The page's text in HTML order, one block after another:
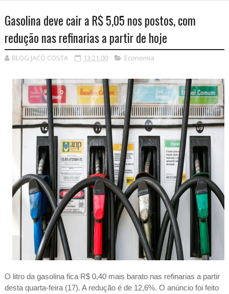
Gasolina deve cair a R$ 5,05 nos postos, com
redução nas refinarias a partir de hoje
BLOG JACÓ COSTA 13:21:00 Economia
O litro da gasolina fica R$ 0,40 mais barato nas refinarias a partir
desta quarta-feira (17). A redução é de 12,6%. O anúncio foi feito